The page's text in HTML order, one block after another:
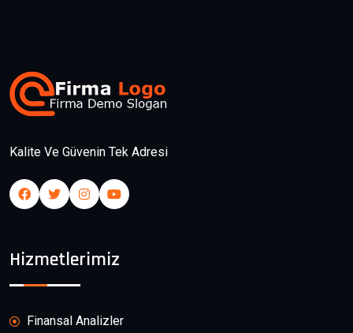
Kalite Ve Güvenin Tek Adresi
Hizmetlerimiz
Finansal Analizler